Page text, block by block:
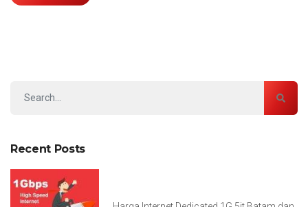
Recent Posts